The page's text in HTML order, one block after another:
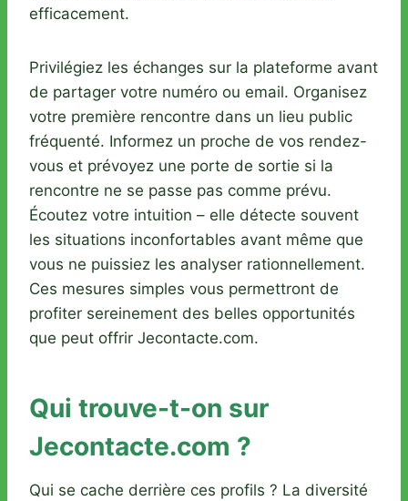
efficacement.
Privilégiez les échanges sur la plateforme avant
de partager votre numéro ou email. Organisez
votre première rencontre dans un lieu public
fréquenté. Informez un proche de vos rendez-
vous et prévoyez une porte de sortie si la
rencontre ne se passe pas comme prévu.
Écoutez votre intuition – elle détecte souvent
les situations inconfortables avant même que
vous ne puissiez les analyser rationnellement.
Ces mesures simples vous permettront de
profiter sereinement des belles opportunités
que peut offrir Jecontacte.com.
Qui trouve-t-on sur
Jecontacte.com ?
Qui se cache derrière ces profils ? La diversité